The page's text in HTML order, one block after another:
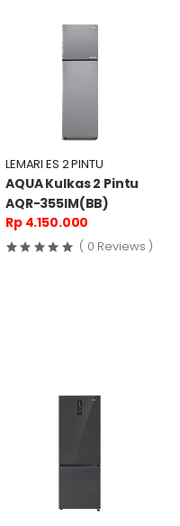
LEMARI ES 2 PINTU
AQUA Kulkas 2 Pintu
AQR-355IM(BB)
Rp 4.150.000
( 0 Reviews )